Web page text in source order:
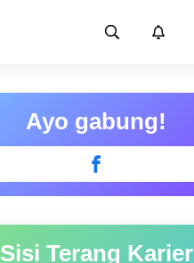
Ayo gabung!
Sisi Terang Karier